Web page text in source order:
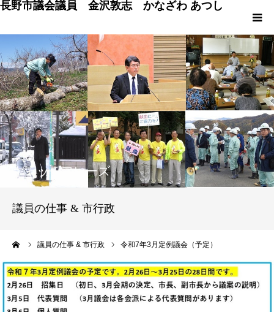
長野市議会議員 金沢敦志 かなざわ あつし
キャッチフレーズ
議員の仕事 & 市行政
議員の仕事 & 市行政 令和7年3月定例議会（予定）
HOME
プロフィール
ブログ
政策
長野市百景